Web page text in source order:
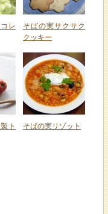
レ
そばの実サクサク
クッキー
ト
そばの実リゾット